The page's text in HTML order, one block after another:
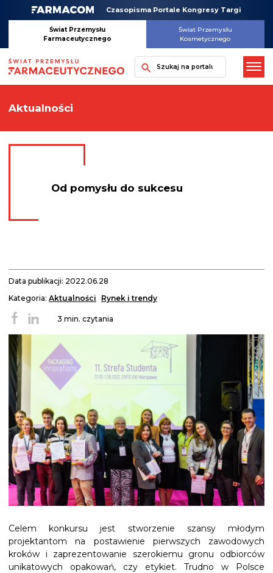
Czasopisma Portale Kongresy Targi
Świat Przemysłu
Farmaceutycznego
Świat Przemysłu
Kosmetycznego
Szukaj
Aktualności
Od pomysłu do sukcesu
Data publikacji: 2022.06.28
Kategoria: Aktualności Rynek i trendy
3 min. czytania
Celem konkursu jest stworzenie szansy młodym
projektantom na postawienie pierwszych zawodowych
kroków i zaprezentowanie szerokiemu gronu odbiorców
unikatowych opakowań, czy etykiet. Trudno w Polsce